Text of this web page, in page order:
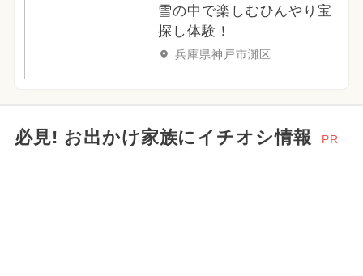
雪の中で楽しむひんやり宝
探し体験！
兵庫県神戸市灘区
必見! お出かけ家族にイチオシ情報 PR